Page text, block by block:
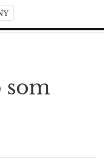
T
o
a
i
som